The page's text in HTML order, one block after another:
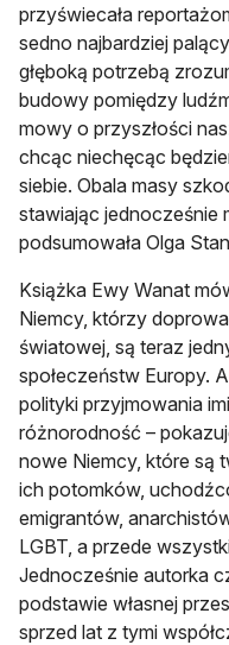
przyświecała
sedno najbardziej
głęboką potrzebą
budowy pomiędzy
mowy o przyszłości
chcąc niechęcąc
siebie. Obala masy
stawiając jednocześnie
podsumowała Olga
Książka Ewy Wanat
Niemcy, którzy
światowej, są teraz
społeczeństw Europy.
polityki przyjmowania
różnorodność –
nowe Niemcy, które są
ich potomków,
emigrantów,
LGBT, a przede
Jednocześnie autorka
podstawie własnej
sprzed lat z tymi